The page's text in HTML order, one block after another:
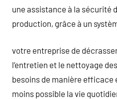
une assistance à la sécurité
production, grâce à un
votre entreprise de
l’entretien et le nettoyage
besoins de manière efficace
moins possible la vie